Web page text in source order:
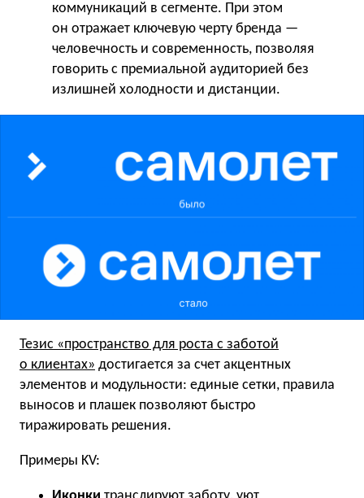
коммуникаций в сегменте. При этом
он отражает ключевую черту бренда —
человечность и современность, позволяя
говорить с премиальной аудиторией без
излишней холодности и дистанции.
Тезис «пространство для роста с заботой
о клиентах» достигается за счет акцентных
элементов и модульности: единые сетки, правила
выносов и плашек позволяют быстро
тиражировать решения.
Примеры KV: